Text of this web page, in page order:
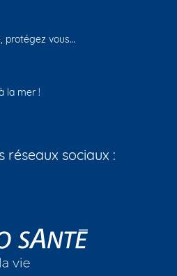
protégez vous…
la mer !
réseaux sociaux :